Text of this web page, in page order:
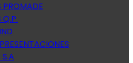
PROMADE